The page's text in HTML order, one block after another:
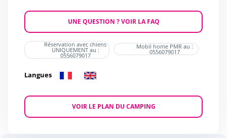
UNE QUESTION ? VOIR LA FAQ
Réservation avec chiens
UNIQUEMENT au :
0556079017
Mobil home PMR au :
0556079017
Langues
VOIR LE PLAN DU CAMPING